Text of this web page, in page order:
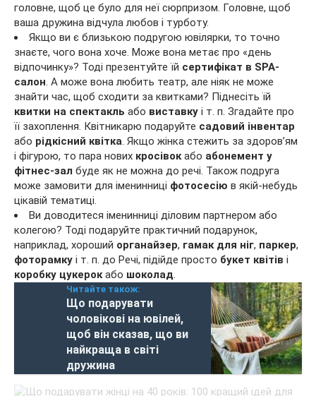
головне, щоб це було для неї сюрпризом. Головне, щоб
ваша дружина відчула любов і турботу.
Якщо ви є близькою подругою ювілярки, то точно
знаєте, чого вона хоче. Може вона метає про «день
відпочинку»? Тоді презентуйте їй сертифікат в SPA-
салон. А може вона любить театр, але ніяк не може
знайти час, щоб сходити за квитками? Піднесіть їй
квитки на спектакль або виставку і т. п. Згадайте про
її захоплення. Квітникарю подаруйте садовий інвентар
або рідкісний квітка. Якщо жінка стежить за здоров’ям
і фігурою, то пара нових кросівокабо абонемент у
фітнес-зал буде як не можна до речі. Також подруга
може замовити для іменинниці фотосесію в якій-небудь
цікавій тематиці.
Ви доводитеся іменинниці діловим партнером або
колегою? Тоді подаруйте практичний подарунок,
наприклад, хороший органайзер, гамак для ніг, паркер,
фоторамку і т. п. до Речі, підійде просто букет квітів і
коробку цукерокабо шоколад.
Читайте також:
Що подарувати
чоловікові на ювілей,
щоб він сказав, що ви
найкраща в світі
дружина